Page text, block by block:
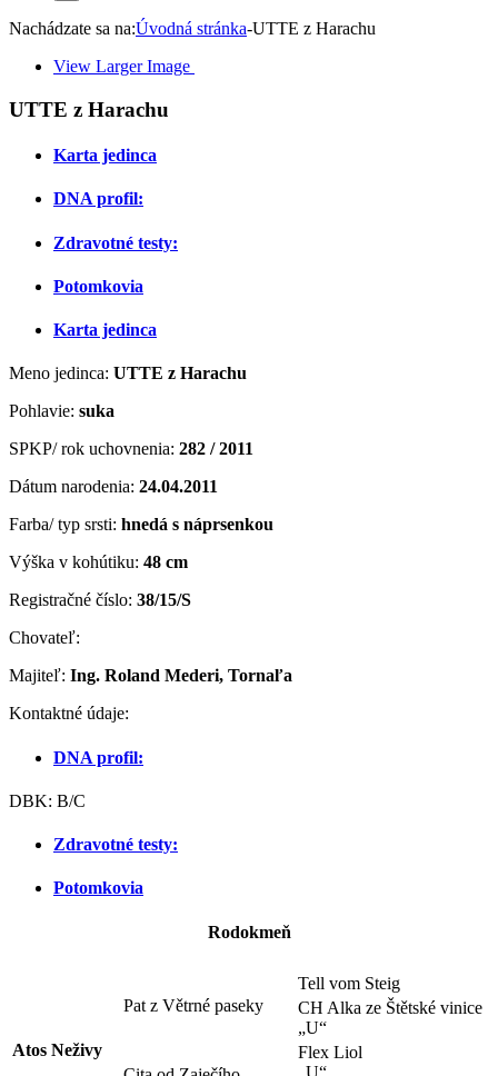
Nachádzate sa na:Úvodná stránka-UTTE z Harachu
View Larger Image
UTTE z Harachu
Karta jedinca
DNA profil:
Zdravotné testy:
Potomkovia
Karta jedinca
Meno jedinca: UTTE z Harachu
Pohlavie: suka
SPKP/ rok uchovnenia: 282 / 2011
Dátum narodenia: 24.04.2011
Farba/ typ srsti: hnedá s náprsenkou
Výška v kohútiku: 48 cm
Registračné číslo: 38/15/S
Chovateľ:
Majiteľ: Ing. Roland Mederi, Tornaľa
Kontaktné údaje:
DNA profil:
DBK: B/C
Zdravotné testy:
Potomkovia
Rodokmeň
Atos Neživy
Pat z Větrné paseky
Tell vom Steig
CH Alka ze Štětské vinice
„U“
Flex Liol
„U“